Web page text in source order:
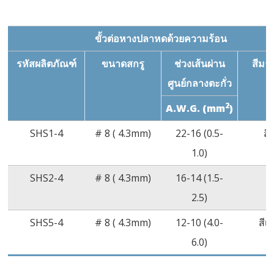
ขั้วต่อหางปลาหดด้วยความร้อน
รหัสผลิตภัณฑ์
ขนาดสกรู
ช่วงเส้นผ่าน
ศูนย์กลางตะกั่ว
สีมา
A.W.G. (mm2)
SHS1-4
# 8 ( 4.3mm)
22-16 (0.5-
1.0)
สี
SHS2-4 # 8 ( 4.3mm)
16-14 (1.5-
2.5)
SHS5-4 # 8 ( 4.3mm)
12-10 (4.0-
6.0)
สีเ